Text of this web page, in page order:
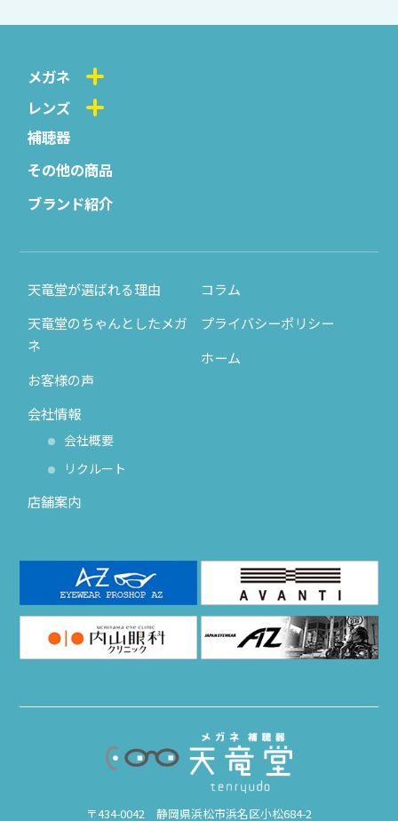
メガネ
レンズ
補聴器
その他の商品
ブランド紹介
天竜堂が選ばれる理由
天竜堂のちゃんとしたメガ
ネ
お客様の声
会社情報
会社概要
リクルート
店舗案内
コラム
プライバシーポリシー
ホーム
〒434-0042 静岡県浜松市浜名区小松684-2